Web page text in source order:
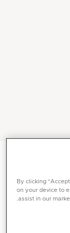
By clicking
on your device to
assist in our